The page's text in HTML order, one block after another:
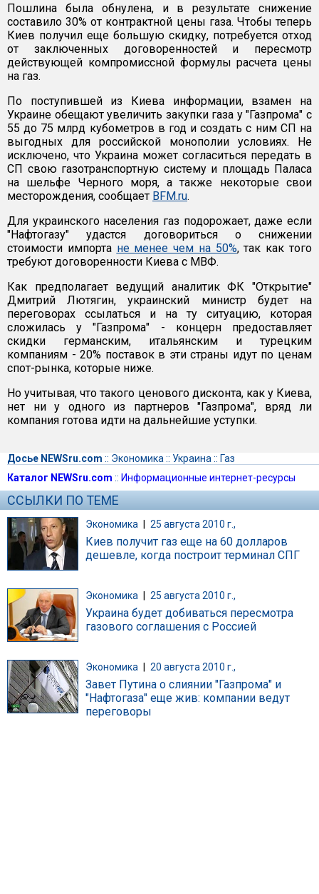
Пошлина была обнулена, и в результате снижение
составило 30% от контрактной цены газа. Чтобы теперь
Киев получил еще большую скидку, потребуется отход
от заключенных договоренностей и пересмотр
действующей компромиссной формулы расчета цены
на газ.
По поступившей из Киева информации, взамен на
Украине обещают увеличить закупки газа у "Газпрома" с
55 до 75 млрд кубометров в год и создать с ним СП на
выгодных для российской монополии условиях. Не
исключено, что Украина может согласиться передать в
СП свою газотранспортную систему и площадь Паласа
на шельфе Черного моря, а также некоторые свои
месторождения, сообщает BFM.ru.
Для украинского населения газ подорожает, даже если
"Нафтогазу" удастся договориться о снижении
стоимости импорта не менее чем на 50%, так как того
требуют договоренности Киева с МВФ.
Как предполагает ведущий аналитик ФК "Открытие"
Дмитрий Лютягин, украинский министр будет на
переговорах ссылаться и на ту ситуацию, которая
сложилась у "Газпрома" - концерн предоставляет
скидки германским, итальянским и турецким
компаниям - 20% поставок в эти страны идут по ценам
спот-рынка, которые ниже.
Но учитывая, что такого ценового дисконта, как у Киева,
нет ни у одного из партнеров "Газпрома", вряд ли
компания готова идти на дальнейшие уступки.
Досье NEWSru.com :: Экономика :: Украина :: Газ
Каталог NEWSru.com :: Информационные интернет-ресурсы
ССЫЛКИ ПО ТЕМЕ
Экономика | 25 августа 2010 г.,
Киев получит газ еще на 60 долларов
дешевле, когда построит терминал СПГ
Экономика 25 августа 2010 г.,
Украина будет добиваться пересмотра
газового соглашения с Россией
Экономика 20 августа 2010 г.,
Завет Путина о слиянии "Газпрома" и
"Нафтогаза" еще жив: компании ведут
переговоры